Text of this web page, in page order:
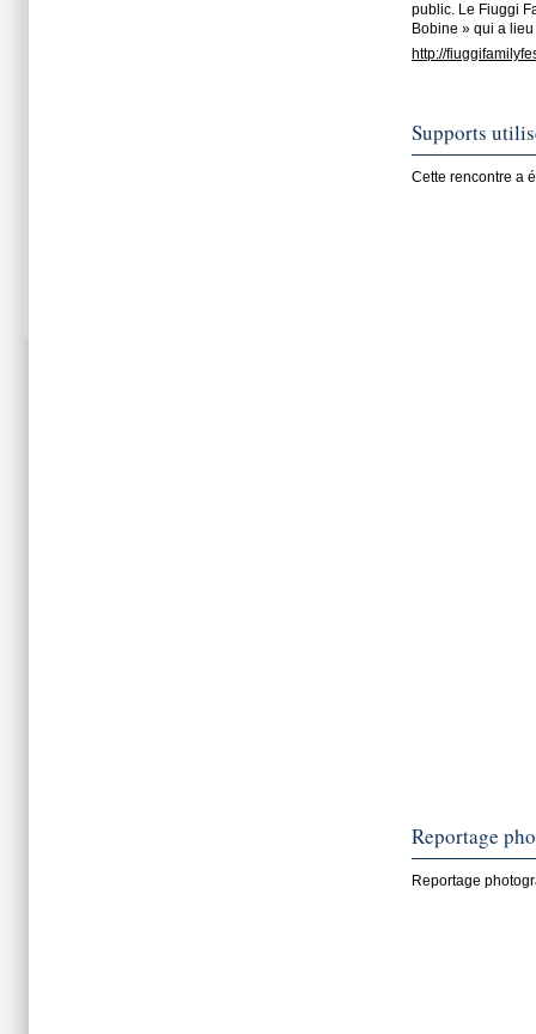
public. Le Fiuggi
Bobine » qui a
http://
Supports
Cette rencontre a
Reportage
Reportage